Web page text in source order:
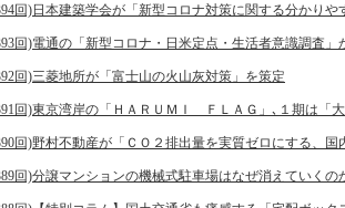
回)日本建築学会が「新型コロナ対策に関する分かりや
回)電通の「新型コロナ・日米定点・生活者意識調査」
回)三菱地所が「富士山の火山灰対策」を策定
回)東京湾岸の「ＨＡＲＵＭＩ ＦＬＡＧ」､１期は「
回)野村不動産が「ＣＯ２排出量を実質ゼロにする、
回)分譲マンションの機械式駐車場はなぜ消えていくの